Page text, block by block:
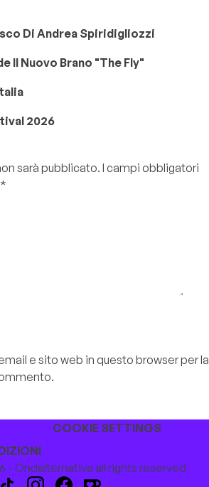
Di Andrea Spiridigliozzi
Il Nuovo Brano "The Fly"
2026
sarà pubblicato. I campi obbligatori
*
e sito web in questo browser per la
COOKIE SETTINGS
- Ondalternativa all rights reserved